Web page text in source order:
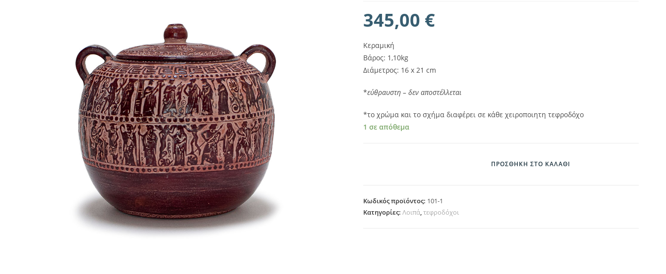
345,00 €
Κεραμική
Βάρος: 1,10kg
Διάμετρος: 16 x 21 cm
*εύθραυστη – δεν αποστέλλεται
*το χρώμα και το σχήμα διαφέρει σε κάθε χειροποιητη τεφροδόχο
1 σε απόθεμα
ΠΡΟΣΘΉΚΗ ΣΤΟ ΚΑΛΆΘΙ
Κωδικός προϊόντος: 101-1
Κατηγορίες: Λοιπά τεφροδόχοι